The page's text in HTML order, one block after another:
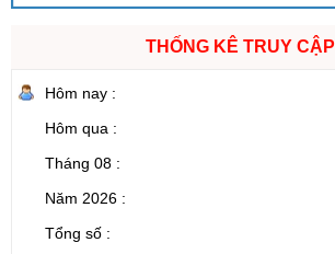
THỐNG KÊ TRUY CẬP
Hôm nay :
Hôm qua :
Tháng 08 :
Năm 2026 :
Tổng số :